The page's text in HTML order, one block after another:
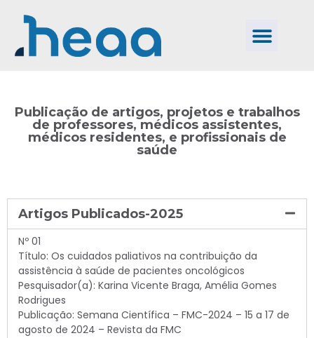
Publicação de artigos, projetos e trabalhos
de professores, médicos assistentes,
médicos residentes, e profissionais de
saúde
Artigos Publicados-2025
Nº 01
Título: Os cuidados paliativos na contribuição da
assistência à saúde de pacientes oncológicos
Pesquisador(a): Karina Vicente Braga, Amélia Gomes
Rodrigues
Publicação: Semana Científica – FMC-2024 – 15 a 17 de
agosto de 2024 – Revista da FMC